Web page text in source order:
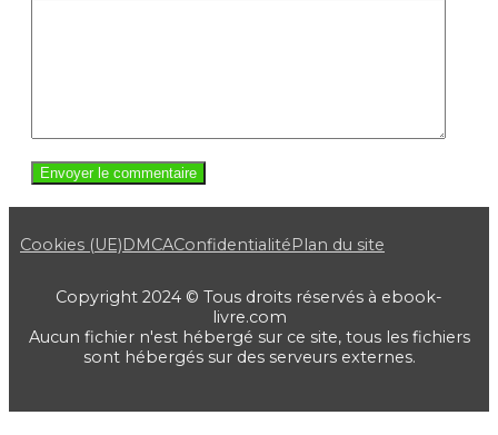
Cookies (UE)DMCAConfidentialitéPlan du site
Copyright 2024 © Tous droits réservés à ebook-
livre.com
Aucun fichier n'est hébergé sur ce site, tous les fichiers
sont hébergés sur des serveurs externes.